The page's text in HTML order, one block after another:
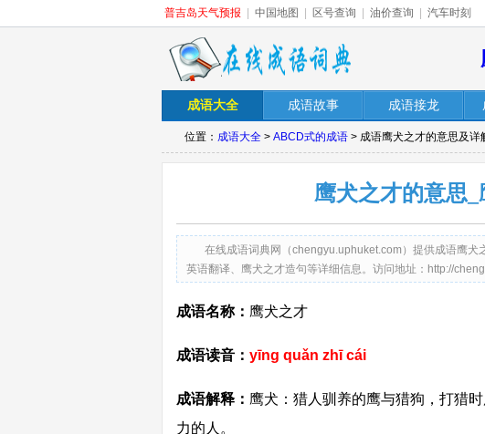
普吉岛天气预报 中国地图 区号查询 油价查询 汽车时刻
成语大全 成语故事 成语接龙
位置： 成语大全 > ABCD式的成语 > 成语鹰犬之才的意思及详
鹰犬之才的意思
在线成语词典网（chengyu.uphuket.com）提供成语鹰犬
英语翻译、鹰犬之才造句等详细信息。访问地址：http://
成语名称： 鹰犬之才
成语读音： yīng quǎn zhī cái
成语解释： 鹰犬：猎人驯养的鹰与猎狗，打猎
力的人。